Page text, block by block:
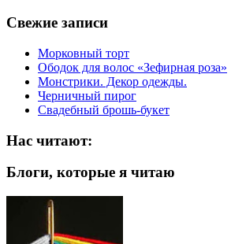
Свежие записи
Морковный торт
Ободок для волос «Зефирная роза»
Монстрики. Декор одежды.
Черничный пирог
Свадебный брошь-букет
Нас читают:
Блоги, которые я читаю